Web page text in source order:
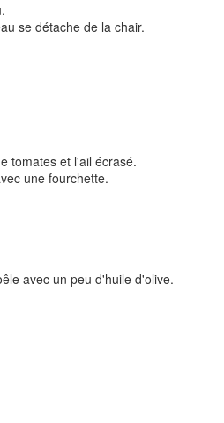
se détache de la chair.
tomates et l'ail écrasé.
une fourchette.
avec un peu d'huile d'olive.